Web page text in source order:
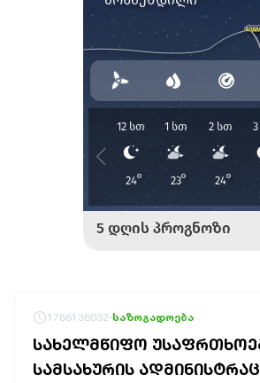
1786136032 საზოგადოება
ᲡᲐᲮᲔᲚᲛᲬᲘᲤᲝ
ᲡᲐᲛᲡᲐᲮᲣᲠᲘᲡ